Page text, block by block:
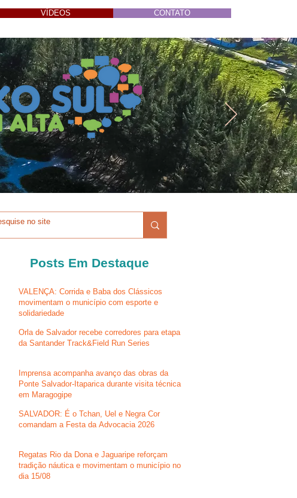
VÍDEOS CONTATO
Posts Em Destaque
VALENÇA: Corrida e Baba dos Clássicos
movimentam o município com esporte e
solidariedade
Orla de Salvador recebe corredores para etapa
da Santander Track&Field Run Series
Imprensa acompanha avanço das obras da
Ponte Salvador-Itaparica durante visita técnica
em Maragogipe
SALVADOR: É o Tchan, Uel e Negra Cor
comandam a Festa da Advocacia 2026
Regatas Rio da Dona e Jaguaripe reforçam
tradição náutica e movimentam o município no
dia 15/08